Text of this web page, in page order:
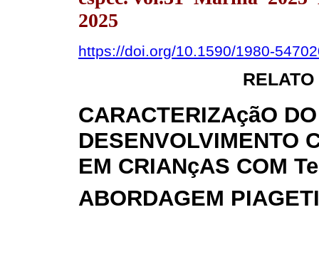
2025
https://doi.org/10.1590/1980-
CARACTERIZAçãO
DESENVOLVIMENTO
EM CRIANçAS COM
ABORDAGEM